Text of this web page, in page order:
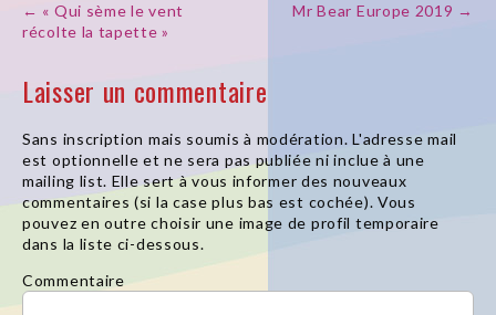
Post navigation
← « Qui sème le vent
récolte la tapette »
Mr Bear Europe 2019 →
Laisser un commentaire
Sans inscription mais soumis à modération. L'adresse mail
est optionnelle et ne sera pas publiée ni inclue à une
mailing list. Elle sert à vous informer des nouveaux
commentaires (si la case plus bas est cochée). Vous
pouvez en outre choisir une image de profil temporaire
dans la liste ci-dessous.
Commentaire